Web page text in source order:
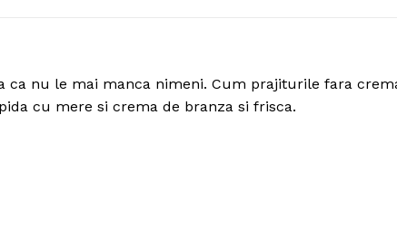
ca nu le mai manca nimeni. Cum prajiturile fara
cu mere si crema de branza si frisca.